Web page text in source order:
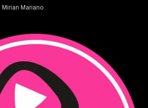
Mirian Mariano